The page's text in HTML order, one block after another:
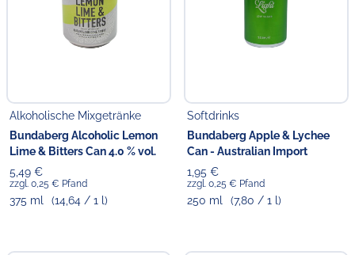
Alkoholische Mixgetränke
Bundaberg Alcoholic Lemon
Lime & Bitters Can 4.0 % vol.
5,49 €
zzgl. 0,25 € Pfand
375 ml (14,64 / 1 l)
Softdrinks
Bundaberg Apple & Lychee
Can - Australian Import
1,95 €
zzgl. 0,25 € Pfand
250 ml (7,80 / 1 l)